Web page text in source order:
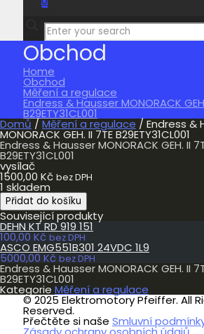
0,00 Kč
Obchod
Home
Obchod
Měření a regulace
Endress & Hausser MONORACK
B29ETY31CL001
Domů / Měření a regulace / Endress &
MONORACK GEH. II 7TE B29ETY31CL001
Endress & Hausser MONORACK GEH. II
B29ETY31CL001
vysílač
1500,00 Kč bez DPH
1 skladem
Endress
&
Hausser
MONORACK
GEH.
II
7TE
B29ETY31CL001
množství
Přidat do košíku
Související produkty
DEHN KT RD 919 151
100,00 Kč bez DPH
ASCO EMG551B301 24VDC 1L9
5000,00 Kč bez DPH
Endress & Hausser MONORACK GEH. II
B29ETY31CL001
Kategorie Měření a regulace
© 2025 Elektromotory Pfeiffer. All
Reserved.
Přečtěte si naše Smluvní